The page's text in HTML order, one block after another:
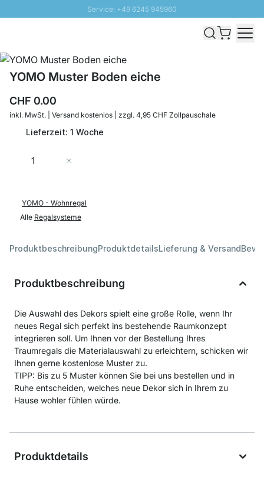
Service: +49 6245 945960
SUNNY SALE: Bis zu 20% Rabatt
YOMO Muster Boden eiche
CHF 0.00
inkl. MwSt. | Versand kostenlos | zzgl. 4,95 CHF Zollpauschale
Lieferzeit: 1 Woche
Menge
YOMO - Wohnregal
Alle Regalsysteme
ProduktbeschreibungProduktdetailsLieferung & Versand
Produktbeschreibung
Die Auswahl des Dekors spielt eine große Rolle, wenn Ihr
neues Regal sich perfekt ins bestehende Raumkonzept
integrieren soll. Um Ihnen vor der Bestellung Ihres
Traumregals die Materialauswahl zu erleichtern, schicken wir
Ihnen gerne kostenlose Muster zu.
TIPP: Bis zu 5 Muster können Sie bei uns bestellen und in
Ruhe entscheiden, welches neue Dekor sich in Ihrem zu
Hause wohler fühlen würde.
Produktdetails